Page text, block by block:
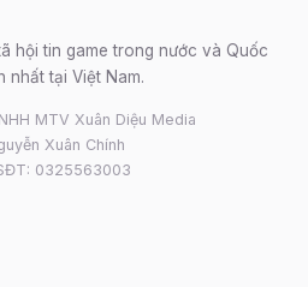
hội tin game trong nước và Quốc
nhất tại Việt Nam.
MTV Xuân Diệu Media
Xuân Chính
0325563003